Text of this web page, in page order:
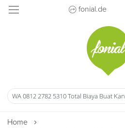
Direkt
fonial.de
Home